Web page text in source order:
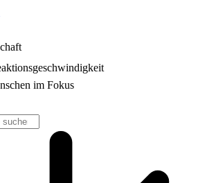
im Fokus